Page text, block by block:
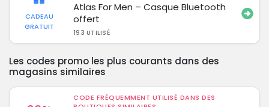
CADEAU
GRATUIT
Atlas For Men – Casque Bluetooth
offert
193 UTILISÉ
Les codes promo les plus courants dans des
magasins similaires
CODE FRÉQUEMMENT UTILISÉ DANS DES